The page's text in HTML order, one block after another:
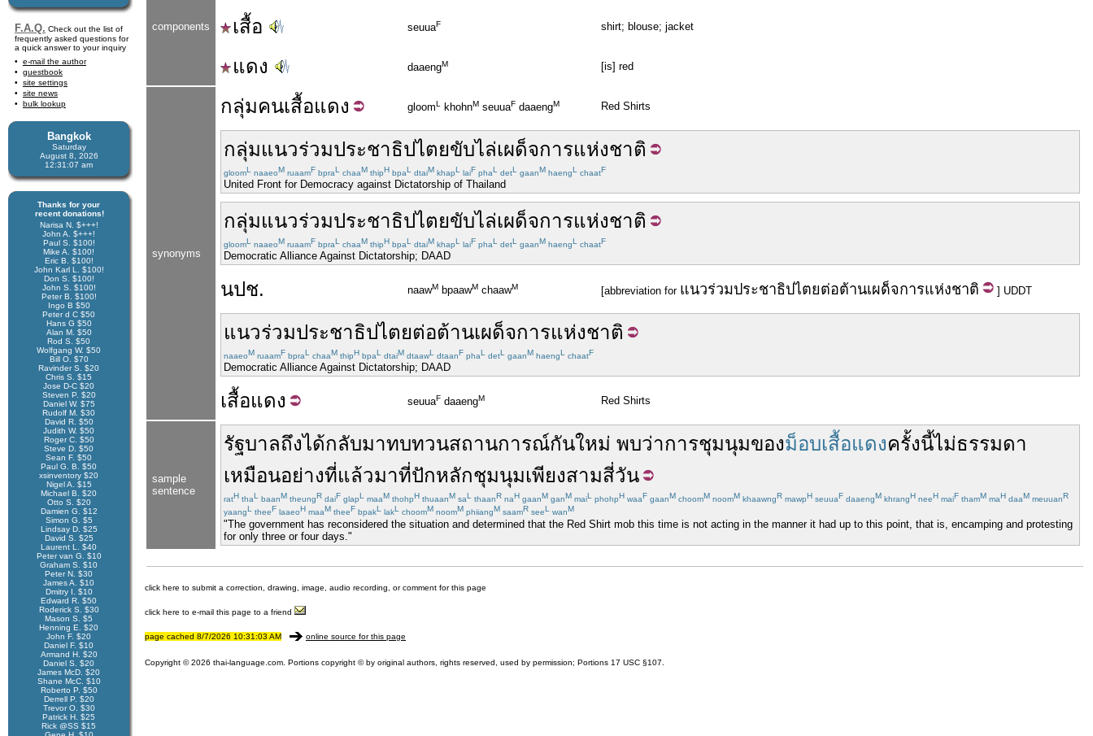
F.A.Q. Check out the list of
frequently asked questions for
a quick answer to your inquiry
e-mail the author
guestbook
site settings
site news
bulk lookup
Bangkok
Saturday
August 8, 2026
12:31:07 am
Thanks for your
recent donations!
Narisa N. $+++!
John A. $+++!
Paul S. $100!
Mike A. $100!
Eric B. $100!
John Karl L. $100!
Don S. $100!
John S. $100!
Peter B. $100!
Ingo B $50
Peter d C $50
Hans G $50
Alan M. $50
Rod S. $50
Wolfgang W. $50
Bill O. $70
Ravinder S. $20
Chris S. $15
Jose D-C $20
Steven P. $20
Daniel W. $75
Rudolf M. $30
David R. $50
Judith W. $50
Roger C. $50
Steve D. $50
Sean F. $50
Paul G. B. $50
xsinventory $20
Nigel A. $15
Michael B. $20
Otto S. $20
Damien G. $12
Simon G. $5
Lindsay D. $25
David S. $25
Laurent L. $40
Peter van G. $10
Graham S. $10
Peter N. $30
James A. $10
Dmitry I. $10
Edward R. $50
Roderick S. $30
Mason S. $5
Henning E. $20
John F. $20
Daniel F. $10
Armand H. $20
Daniel S. $20
James McD. $20
Shane McC. $10
Roberto P. $50
Derrell P. $20
Trevor O. $30
Patrick H. $25
Rick @SS $15
components เสื้อ seuuaF shirt; blouse; jacket
แดง daaengM [is] red
synonyms
กลุ่มคนเสื้อแดง gloomL khohnM seuuaF daaengM Red Shirts
กลุ่มแนวร่วมประชาธิปไตยขับไล่เผด็จการแห่งชาติ
gloomL naaeoM ruaamF bpraL chaaM thipH bpaL dtaiM khapL laiF phaL detL gaanM haengL chaatF
United Front for Democracy against Dictatorship of Thailand
กลุ่มแนวร่วมประชาธิปไตยขับไล่เผด็จการแห่งชาติ
gloomL naaeoM ruaamF bpraL chaaM thipH bpaL dtaiM khapL laiF phaL detL gaanM haengL chaatF
Democratic Alliance Against Dictatorship; DAAD
นปช. naawM bpaawM chaawM [abbreviation for แนวร่วมประชาธิปไตยต่อต้านเผด็จการแห่งชาติ ] UDDT
แนวร่วมประชาธิปไตยต่อต้านเผด็จการแห่งชาติ
naaeoM ruaamF bpraL chaaM thipH bpaL dtaiM dtaawL dtaanF phaL detL gaanM haengL chaatF
Democratic Alliance Against Dictatorship; DAAD
เสื้อแดง seuuaF daaengM Red Shirts
sample
sentence
รัฐบาลถึงได้กลับมาทบทวนสถานการณ์กันใหม่ พบว่าการชุมนุมของม็อบเสื้อแดงครั้งนี้ไม่ธรรมดา
เหมือนอย่างที่แล้วมาที่ปักหลักชุมนุมเพียงสามสี่วัน
ratH thaL baanM theungR daiF glapL maaM thohpH thuaanM saL thaanR naH gaanM ganM maiL phohpH waaF gaanM choomM noomM khaawngR mawpH seuuaF daaengM khrangH neeH maiF thamM maH daaM meuuanR
yaangL theeF laaeoH maaM theeF bpakL lakL choomM noomM phiiangM saamR seeL wanM
"The government has reconsidered the situation and determined that the Red Shirt mob this time is not acting in the manner it had up to this point, that is, encamping and protesting
for only three or four days."
click here to submit a correction, drawing, image, audio recording, or comment for this page
click here to e-mail this page to a friend
page cached 8/7/2026 10:31:03 AM online source for this page
Copyright © 2026 thai-language.com. Portions copyright © by original authors, rights reserved, used by permission; Portions 17 USC §107